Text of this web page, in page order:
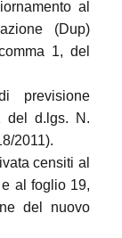
al
(Dup)
1, del
previsione
del d.lgs. N.
2011).
censiti al
al foglio 19,
del nuovo